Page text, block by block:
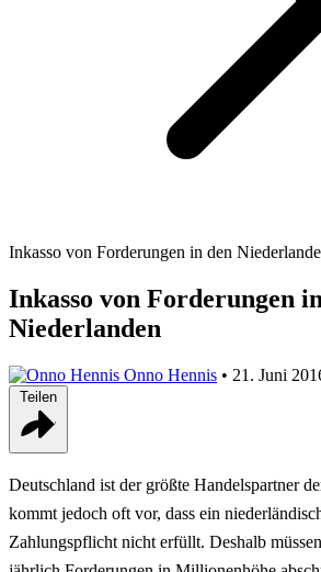
Inkasso von Forderungen in den
Inkasso von Forderungen
Niederlanden
Onno Hennis • 21. Juni
Deutschland ist der größte Handelspartner
kommt jedoch oft vor, dass ein
Zahlungspflicht nicht erfüllt. Deshalb